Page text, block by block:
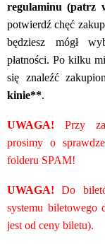
regulaminu (patrz
potwierdź chęć
będziesz mógł
płatności. Po kilku
się znaleźć
kinie**.
UWAGA! Przy
prosimy o
folderu SPAM!
UWAGA! Do
systemu biletowego
jest od ceny biletu).